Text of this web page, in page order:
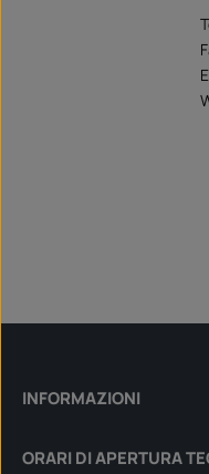
INFORMAZIONI
ORARI DI APERTURA